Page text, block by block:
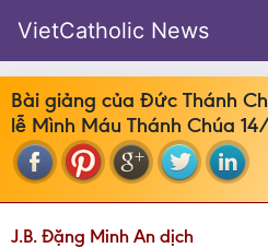
VietCatholic News
Bài giảng của Đức Thánh
lễ Mình Máu Thánh Chúa
J.B. Đặng Minh An dịch